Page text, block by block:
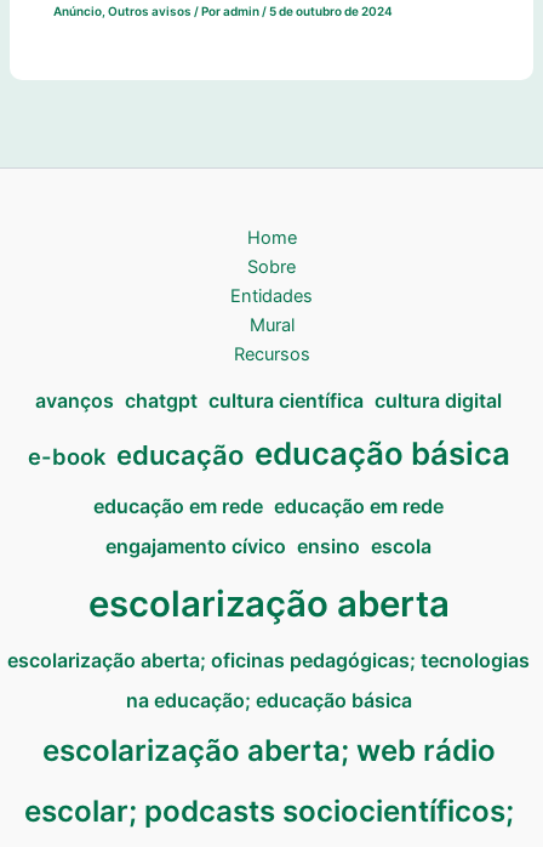
Anúncio ,Outros avisos / Poradmin/5 de outubro de 2024
Home
Sobre
Entidades
Mural
Recursos
avanços chatgpt cultura científica cultura digital
e-book educação educação básica
educação em rede educação em rede
engajamento cívico ensino escola
escolarização aberta
escolarização aberta; oficinas pedagógicas; tecnologias
na educação; educação básica
escolarização aberta; web rádio
escolar; podcasts sociocientíficos;